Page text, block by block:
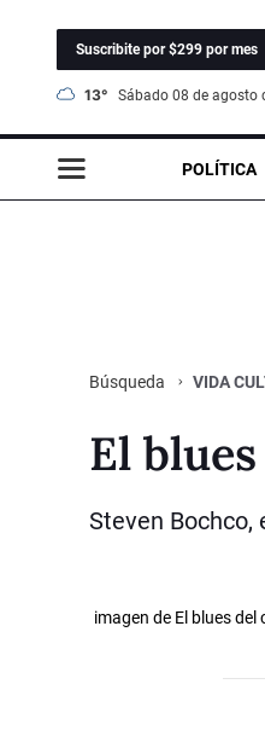
Suscribite por $299 por mes
13° sábado 08 de agosto
POLÍTICA
Búsqueda VIDA
El
Steven
imagen de El blues del